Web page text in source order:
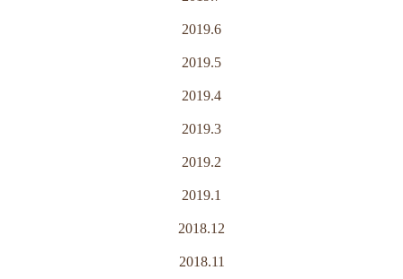
2019.6
2019.5
2019.4
2019.3
2019.2
2019.1
2018.12
2018.11